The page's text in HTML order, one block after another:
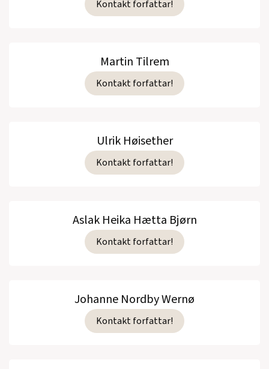
Kontakt forfattar!
Martin Tilrem
Kontakt forfattar!
Ulrik Høisether
Kontakt forfattar!
Aslak Heika Hætta Bjørn
Kontakt forfattar!
Johanne Nordby Wernø
Kontakt forfattar!